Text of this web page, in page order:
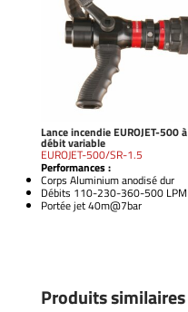
Lance incendie EUROJET-500 à
débit variable
EUROJET-500/SR-1.5
Performances :
Corps Aluminium anodisé dur
Débits 110-230-360-500 LPM
Portée jet 40m@7bar
Produits similaires